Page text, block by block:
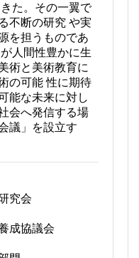
た。その一翼で
不断の研究 や実
を担うものであ
人間性豊かに生
術と美術教育に
の可能 性に期待
能な未来に対し
会へ発信する場
議」を設立す
究会
成協議会